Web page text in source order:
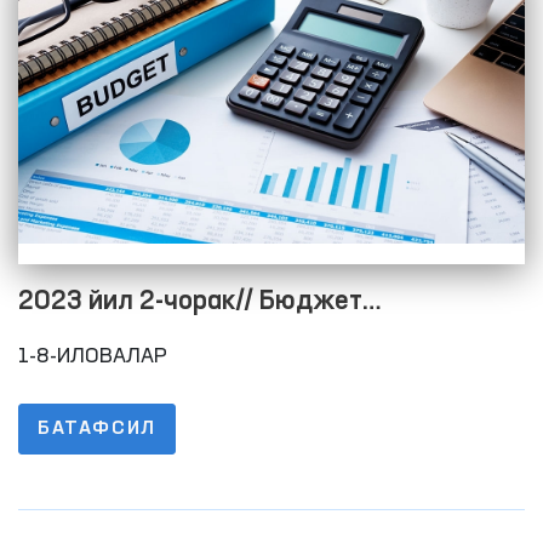
2023 йил 2-чорак// Бюджет
жараёнининг очиқлигини таъминлаш
маълумотларни жойлаштириш тартиби
тўғрисидаги низомнинг 1-8-ИЛОВАЛАРИ
1-8-ИЛОВАЛАР
БАТАФСИЛ